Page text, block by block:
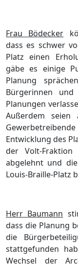
Frau Bödecker
dass es schwer
Platz einen
gäbe es einige
Planung
Bürgerinnen
Planungen
Außerdem
Entwicklung des
der Volt-
abgelehnt und
Louis-Braille-Platz
Herr Baumann
dass die Planung
die
stattgefunden
Wechsel der